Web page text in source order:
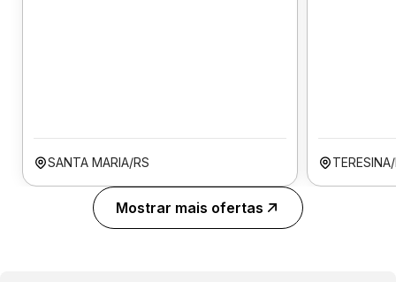
SANTA MARIA/RS
Mostrar mais ofertas